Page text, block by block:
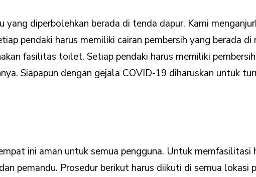
diperbolehkan berada di tenda dapur. Kami
pendaki harus memiliki cairan pembersih yang berada
fasilitas toilet. Setiap pendaki harus memiliki
Siapapun dengan gejala COVID-19 diharuskan untuk
ini aman untuk semua pengguna. Untuk memfasilitasi
pemandu. Prosedur berikut harus diikuti di semua lokasi